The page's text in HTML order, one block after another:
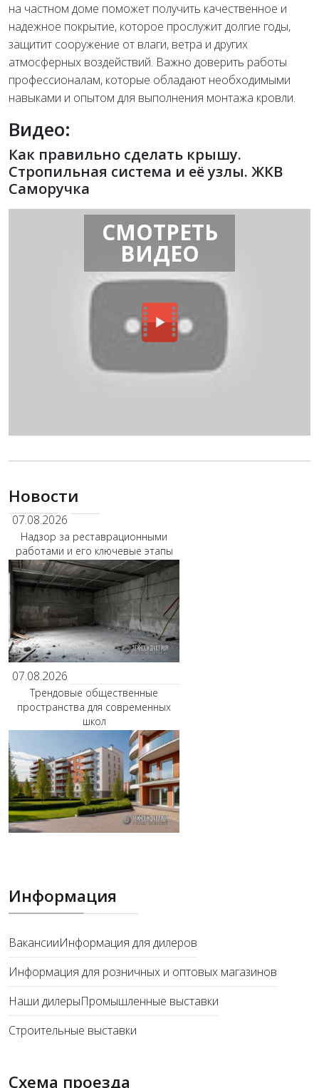
на частном доме поможет получить качественное и
надежное покрытие, которое прослужит долгие годы,
защитит сооружение от влаги, ветра и других
атмосферных воздействий. Важно доверить работы
профессионалам, которые обладают необходимыми
навыками и опытом для выполнения монтажа кровли.
Видео:
Как правильно сделать крышу.
Стропильная система и её узлы. ЖКВ
Саморучка
СМОТРЕТЬ
ВИДЕО
Новости
07.08.2026
Надзор за реставрационными
работами и его ключевые этапы
07.08.2026
Трендовые общественные
пространства для современных
школ
Информация
ВакансииИнформация для дилеров
Информация для розничных и оптовых магазинов
Наши дилерыПромышленные выставки
Строительные выставки
Схема проезда